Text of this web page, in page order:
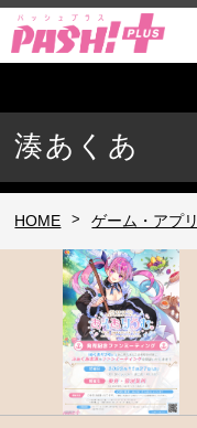
湊あくあ
HOME > ゲーム・アプリ